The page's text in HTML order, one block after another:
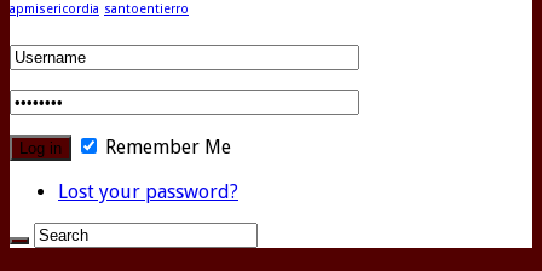
apmisericordia santoentierro
Remember Me
Lost your password?